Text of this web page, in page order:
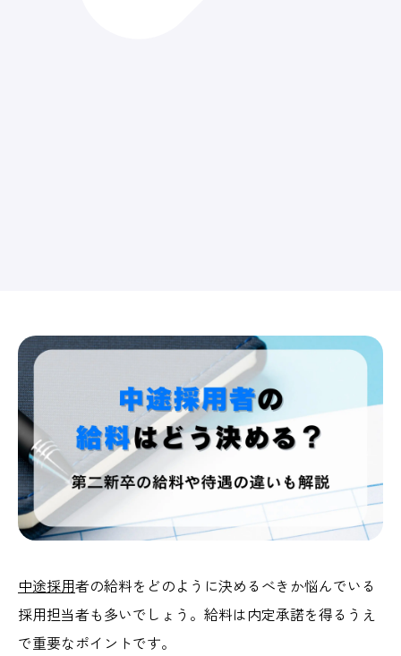
中途採用者の給料をどのように決めるべきか悩んでいる
採用担当者も多いでしょう。給料は内定承諾を得るうえ
で重要なポイントです。